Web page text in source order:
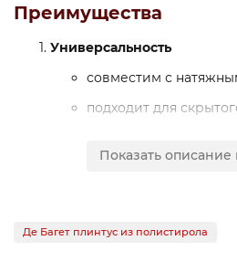
Преимущества
Универсальность
совместим с
подходит для
Показать
Де Багет плинтус из полистирола